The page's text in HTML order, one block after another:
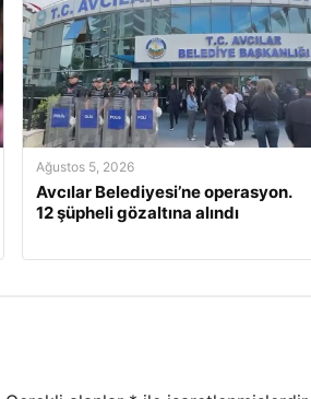
Ağustos 5, 2026
Avcılar Belediyesi’ne operasyon.
12 şüpheli gözaltına alındı